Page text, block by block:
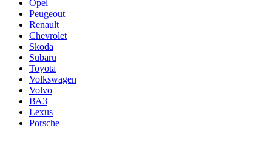
Opel
Peugeout
Renault
Chevrolet
Skoda
Subaru
Toyota
Volkswagen
Volvo
ВАЗ
Lexus
Porsche